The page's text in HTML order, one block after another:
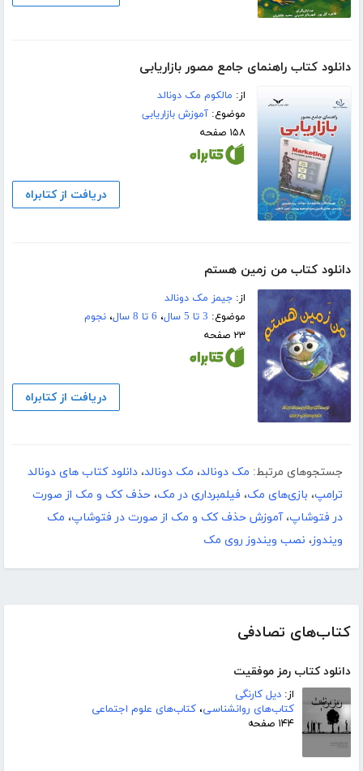
کتاب‌های تصادفی
دانلود کتاب رمز موفقیت
از: دیل کارنگی
کتاب‌های روانشناسی، کتاب‌های علوم اجتماعی
۱۴۴ صفحه
دانلود کتاب راهنمای جامع مصور بازاریابی
از: مالکوم مک دونالد
موضوع:آموزش بازاریابی
۱۵۸ صفحه
دریافت از کتابراه
دانلود کتاب من زمین هستم
از:جیمز مک دونالد
موضوع: 3 تا 5 سال ، 6 تا 8 سال ،نجوم
۲۳ صفحه
دریافت از کتابراه
جستجوهای مرتبط: مک دونالد، مک دونالد، دانلود کتاب های دونالد
ترامپ، بازی‌های مک، فیلمبرداری در مک، حذف کک و مک از صورت
در فتوشاپ،آموزش حذف کک و مک از صورت در فتوشاپ، مک
ویندوز، نصب ویندوز روی مک